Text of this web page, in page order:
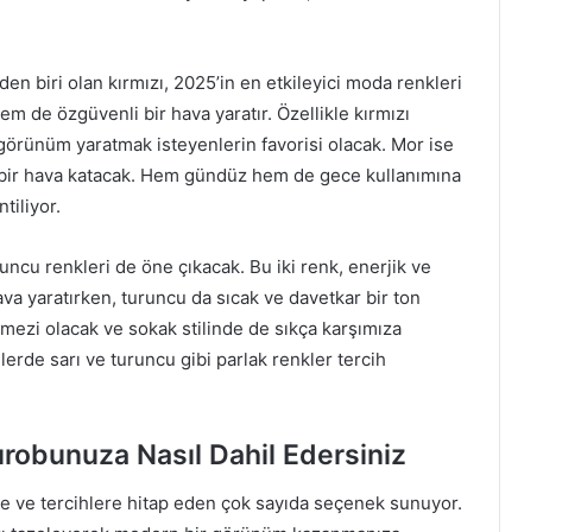
biri olan kırmızı, 2025’in en etkileyici moda renkleri
de özgüvenli bir hava yaratır. Özellikle kırmızı
yaratmak isteyenlerin favorisi olacak. Mor ise
hava katacak. Hem gündüz hem de gece kullanımına
renkleri de öne çıkacak. Bu iki renk, enerjik ve
yaratırken, turuncu da sıcak ve davetkar bir ton
olacak ve sokak stilinde de sıkça karşımıza
sarı ve turuncu gibi parlak renkler tercih
Nasıl Dahil Edersiniz
ve tercihlere hitap eden çok sayıda seçenek sunuyor.